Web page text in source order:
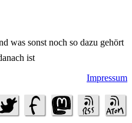
was sonst noch so dazu gehört
ist
Impressum